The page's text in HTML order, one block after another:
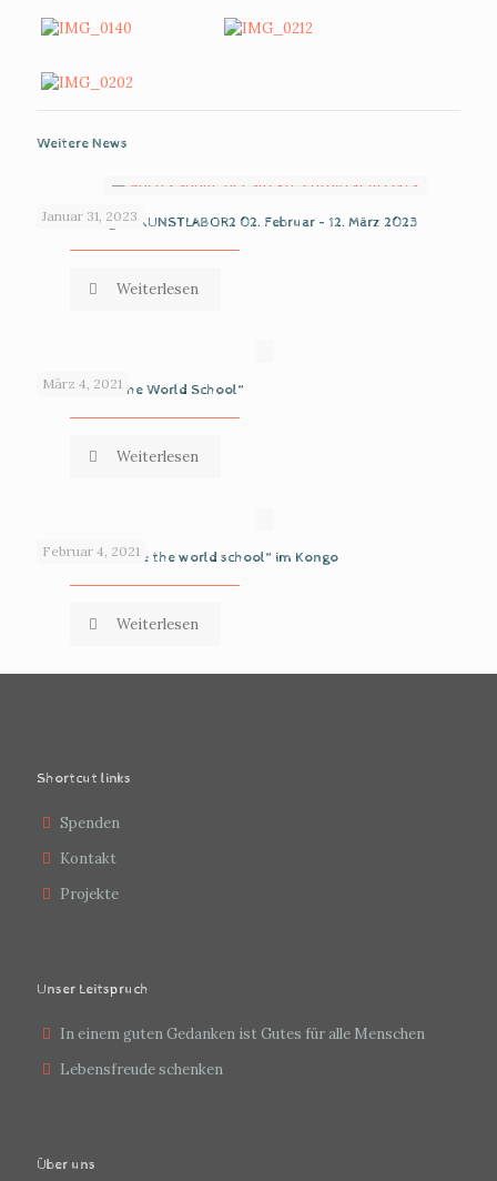
Weitere News
Januar 31, 2023
Ausstellung im KUNSTLABOR2 02. Februar – 12. März 2023
Weiterlesen
März 4, 2021
The „We are the World School“
Weiterlesen
Februar 4, 2021
Die Oase „We are the world school“ im Kongo
Weiterlesen
Shortcut links
Spenden
Kontakt
Projekte
Unser Leitspruch
In einem guten Gedanken ist Gutes für alle Menschen
Lebensfreude schenken
Über uns